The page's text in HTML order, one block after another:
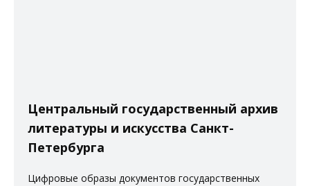
Центральный государственный архив
литературы и искусства Санкт-
Петербурга
Цифровые образы документов государственных